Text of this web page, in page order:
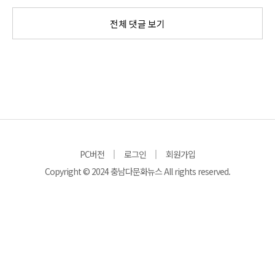
전체 댓글 보기
PC버전 로그인
회원가입
Copyright © 2024 충남다문화뉴스 All rights reserved.